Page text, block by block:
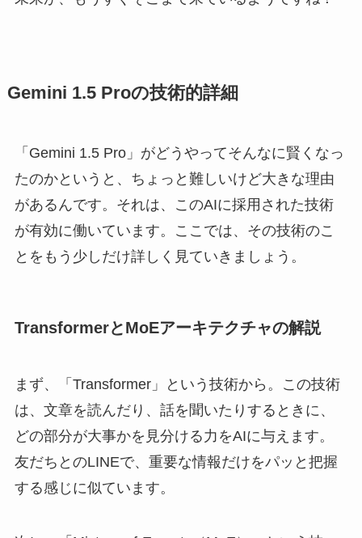
Gemini 1.5 Proの技術的詳細
「Gemini 1.5 Pro」がどうやってそんなに賢くなっ
たのかというと、ちょっと難しいけど大きな理由
があるんです。それは、このAIに採用された技術
が有効に働いています。ここでは、その技術のこ
とをもう少しだけ詳しく見ていきましょう。
TransformerとMoEアーキテクチャの解説
まず、「Transformer」という技術から。この技術
は、文章を読んだり、話を聞いたりするときに、
どの部分が大事かを見分ける力をAIに与えます。
友だちとのLINEで、重要な情報だけをパッと把握
する感じに似ています。